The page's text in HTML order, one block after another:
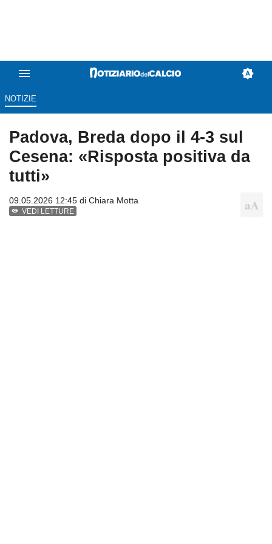
NOTIZIE
Padova, Breda dopo il 4-3 sul
Cesena: «Risposta positiva da
tutti»
09.05.2026 12:45 di Chiara Motta
VEDI LETTURE